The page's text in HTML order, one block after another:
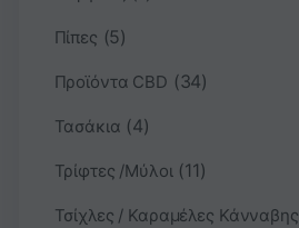
Πίπες (5)
Προϊόντα CBD (34)
Τασάκια (4)
Τρίφτες /Μύλοι (11)
Τσίχλες / Καραμέλες Κάνναβης